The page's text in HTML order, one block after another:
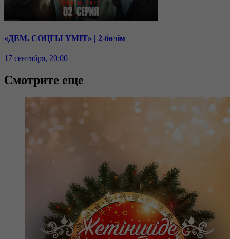
«ДЕМ. СОҢҒЫ ҮМІТ» | 2-бөлім
17 сентября, 20:00
Смотрите еще